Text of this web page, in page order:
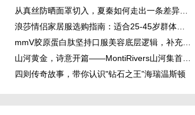
四则传奇故事，带你认识"钻石之王”海瑞温斯顿